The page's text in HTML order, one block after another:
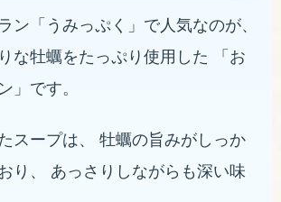
ン「うみっぷく」で人気なのが、
な牡蠣をたっぷり使用した 「お
」です。
スープは、 牡蠣の旨みがしっか
り、 あっさりしながらも深い味